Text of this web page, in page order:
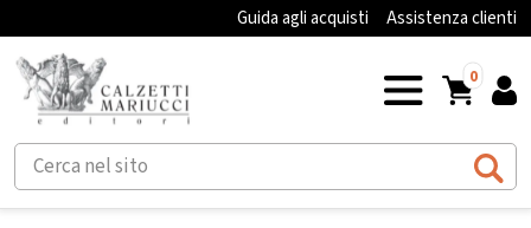
Guida agli acquisti Assistenza clienti
0